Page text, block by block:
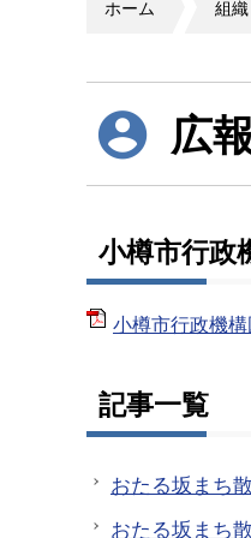
ホーム 組織
広
小樽市行政
小樽市行政機
記事一覧
おたる坂ま
おたる坂まち